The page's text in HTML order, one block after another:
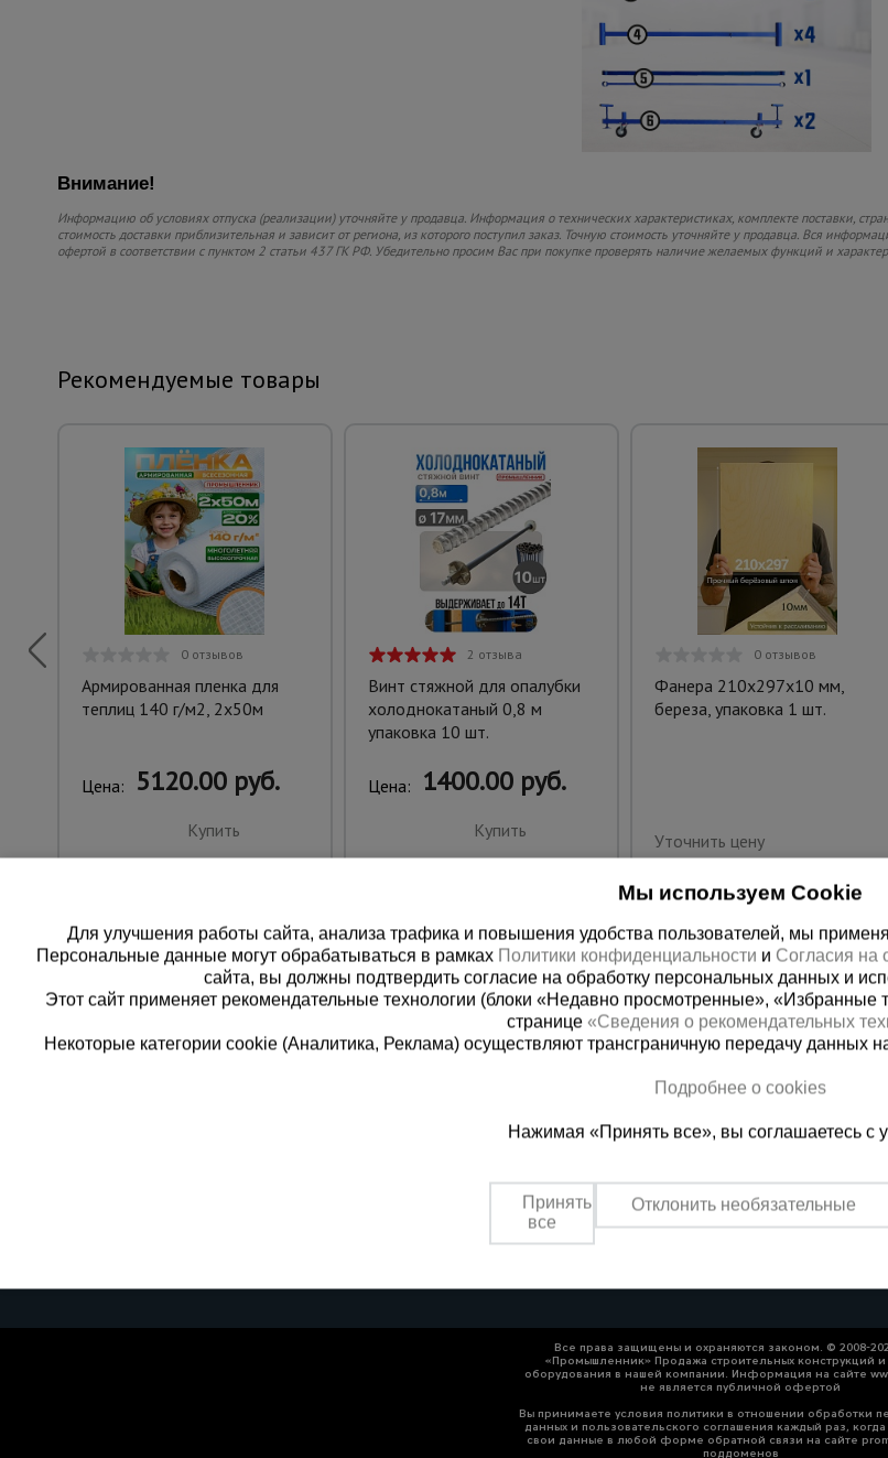
Внимание!
Информацию об условиях отпуска (реализации) уточняйте у продавца. Информация о технических характеристиках, комплекте поставки,
стоимость доставки приблизительная и зависит от региона, из которого поступил заказ. Точную стоимость уточняйте у продавца. Вся
офертой в соответствии с пунктом 2 статьи 437 ГК РФ. Убедительно просим Вас при покупке проверять наличие желаемых функций и
Рекомендуемые товары
0 отзывов
Армированная пленка для
теплиц 140 г/м2, 2х50м
Цена: 5120.00 руб.
Купить
2 отзыва
Винт стяжной для опалубки
холоднокатаный 0,8 м
упаковка 10 шт.
Цена: 1400.00 руб.
Купить
0 отзывов
Фанера 210x297x10 мм,
береза, упаковка 1 шт.
Уточнить цену
8 (800) 200-25-90
бесплатно по России
+7
Пн-Пт:
Все права защищены и охраняются законом. © 2008-
«Промышленник» Продажа строительных конструкций и
оборудования в нашей компании. Информация на сайте
не является публичной офертой
Вы принимаете условия политики в отношении обработки
данных и пользовательского соглашения каждый раз, когда
свои данные в любой форме обратной связи на сайте
поддоменов
Мы используем Cookie
Для улучшения работы сайта, анализа трафика и повышения удобства пользователей, мы
Персональные данные могут обрабатываться в рамках Политики конфиденциальности и Согласия на
сайта, вы должны подтвердить согласие на обработку персональных данных и
Этот сайт применяет рекомендательные технологии (блоки «Недавно просмотренные»,
странице «Сведения о рекомендательных
Некоторые категории cookie (Аналитика, Реклама) осуществляют трансграничную передачу
Подробнее о cookies
Нажимая «Принять все», вы соглашаетесь с
Принять
все
Отклонить необязательные